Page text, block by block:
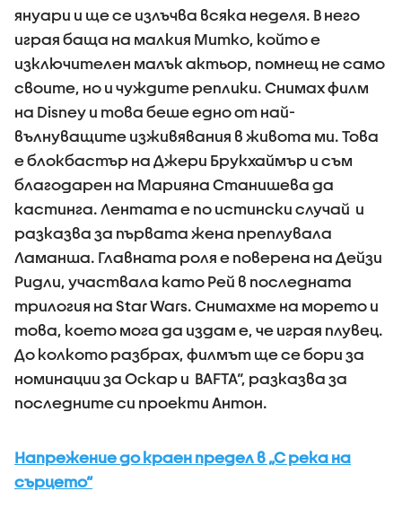
януари и ще се излъчва всяка неделя. В него
играя баща на малкия Митко, който е
изключителен малък актьор, помнещ не само
своите, но и чуждите реплики. Снимах филм
на Disney и това беше едно от най-
вълнуващите изживявания в живота ми. Това
е блокбастър на Джери Брукхаймър и съм
благодарен на Марияна Станишева да
кастинга. Лентата е по истински случай и
разказва за първата жена преплувала
Ламанша. Главната роля е поверена на Дейзи
Ридли, участвала като Рей в последната
трилогия на Star Wars. Снимахме на морето и
това, което мога да издам е, че играя плувец.
До колкото разбрах, филмът ще се бори за
номинации за Оскар и BAFTA“, разказва за
последните си проекти Антон.
Напрежение до краен предел в „С река на
сърцето“